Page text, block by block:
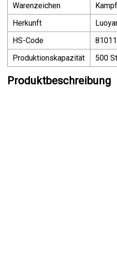
Warenzeichen
Kampf
Herkunft
HS-Code
Produktionskapazität
500
Produktbeschreibung